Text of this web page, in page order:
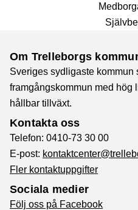
Om Trelleborgs
Sveriges sydligaste kommun
framgångskommun med hög
hållbar tillväxt.
Kontakta oss
Telefon: 0410-73 30 00
E-post:
Fler kontaktuppgifter
Sociala medier
Följ oss på Facebook